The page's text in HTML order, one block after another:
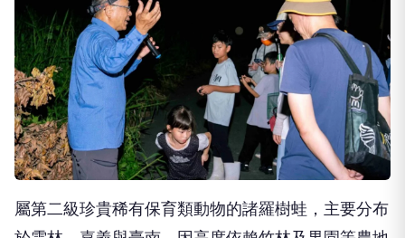
屬第二級珍貴稀有保育類動物的諸羅樹蛙，主要分布